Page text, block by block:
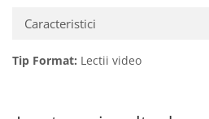
Caracteristici
Tip Format: Lectii video